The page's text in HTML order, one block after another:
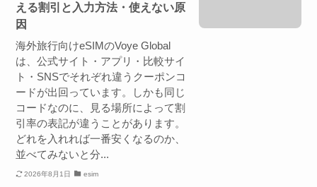
える割引と入力方法・使えない原
因
海外旅行向けeSIMのVoye Global
は、公式サイト・アプリ・比較サイ
ト・SNSでそれぞれ違うクーポンコ
ードが出回っています。しかも同じ
コードなのに、見る場所によって割
引率の表記が違うことがあります。
どれを入れれば一番安くなるのか、
並べてみないと分...
2026年8月1日 esim